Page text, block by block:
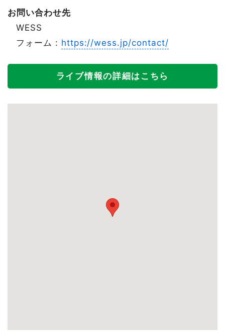
お問い合わせ先
WESS
フォーム : https://wess.jp/contact/
ライブ情報の詳細はこちら